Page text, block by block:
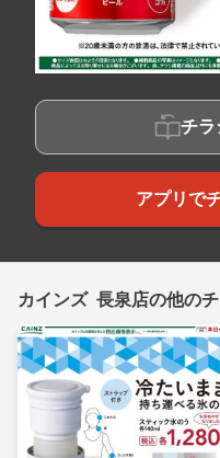
チラ
アプリで
カインズ 長泉店の他の